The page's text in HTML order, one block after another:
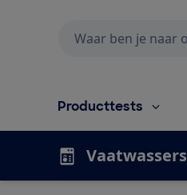
Producttests
Vaatwassers